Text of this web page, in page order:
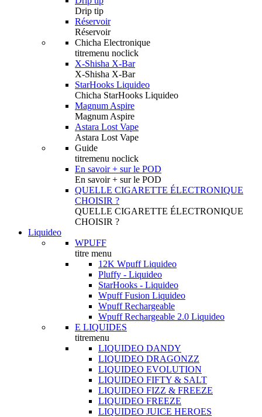
Drip tip
Réservoir
Réservoir
Chicha Electronique
titremenu noclick
X-Shisha X-Bar
X-Shisha X-Bar
StarHooks Liquideo
Chicha StarHooks Liquideo
Magnum Aspire
Magnum Aspire
Astara Lost Vape
Astara Lost Vape
Guide
titremenu noclick
En savoir + sur le POD
En savoir + sur le POD
QUELLE CIGARETTE ÉLECTRONIQUE
CHOISIR ?
QUELLE CIGARETTE ÉLECTRONIQUE
CHOISIR ?
Liquideo
WPUFF
titre menu
12K Wpuff Liquideo
Pluffy - Liquideo
StarHooks - Liquideo
Wpuff Fusion Liquideo
Wpuff Rechargeable
Wpuff Rechargeable 2.0 Liquideo
E LIQUIDES
titremenu
LIQUIDEO DANDY
LIQUIDEO DRAGONZZ
LIQUIDEO EVOLUTION
LIQUIDEO FIFTY & SALT
LIQUIDEO FIZZ & FREEZE
LIQUIDEO FREEZE
LIQUIDEO JUICE HEROES